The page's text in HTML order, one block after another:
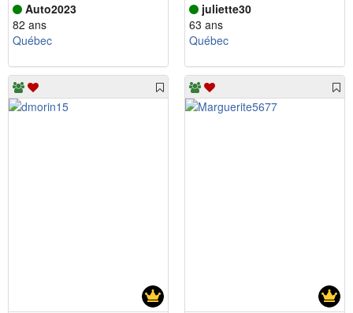
Auto2023
82 ans
Québec
juliette30
63 ans
Québec